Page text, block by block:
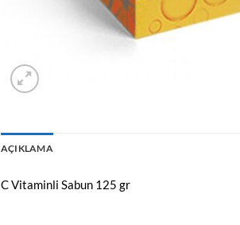
AÇIKLAMA
C Vitaminli Sabun 125 gr